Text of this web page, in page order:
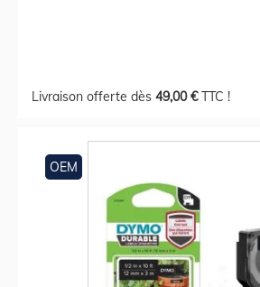
Livraison offerte dès 49,00 €TTC !
OEM